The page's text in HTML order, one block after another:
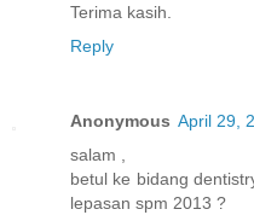
Terima kasih.
Reply
Anonymous April 29,
salam ,
betul ke bidang
lepasan spm 2013 ?